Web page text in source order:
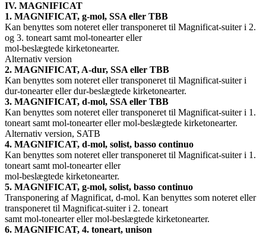
IV. MAGNIFICAT
1. MAGNIFICAT, g-mol, SSA eller TBB
Kan benyttes som noteret eller transponeret til Magnificat-suiter i 2.
og 3. toneart samt mol-tonearter eller
mol-beslægtede kirketonearter.
Alternativ version
2. MAGNIFICAT, A-dur, SSA eller TBB
Kan benyttes som noteret eller transponeret til Magnificat-suiter i
dur-tonearter eller dur-beslægtede kirketonearter.
3. MAGNIFICAT, d-mol, SSA eller TBB
Kan benyttes som noteret eller transponeret til Magnificat-suiter i 1.
toneart samt mol-tonearter eller mol-beslægtede kirketonearter.
Alternativ version, SATB
4. MAGNIFICAT, d-mol, solist, basso continuo
Kan benyttes som noteret eller transponeret til Magnificat-suiter i 1.
toneart samt mol-tonearter eller
mol-beslægtede kirketonearter.
5. MAGNIFICAT, g-mol, solist, basso continuo
Transponering af Magnificat, d-mol. Kan benyttes som noteret eller
transponeret til Magnificat-suiter i 2. toneart
samt mol-tonearter eller mol-beslægtede kirketonearter.
6. MAGNIFICAT, 4. toneart, unison